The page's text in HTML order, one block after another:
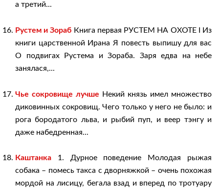
а третий...
Рустем и Зораб Книга первая РУСТЕМ НА ОХОТЕ I Из
книги царственной Ирана Я повесть выпишу для вас
О подвигах Рустема и Зораба. Заря едва на небе
занялася,...
Чье сокровище лучше Некий князь имел множество
диковинных сокровищ. Чего только у него не было: и
рога бородатого льва, и рыбий пуп, и веер тэнгу и
даже набедренная...
Каштанка 1. Дурное поведение Молодая рыжая
собака – помесь такса с дворняжкой – очень похожая
мордой на лисицу, бегала взад и вперед по тротуару